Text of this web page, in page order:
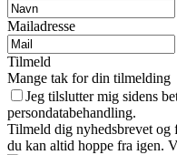
Mailadresse
Tilmeld
Mange tak for din tilmelding
Jeg tilslutter mig sidens
persondatabehandling.
Tilmeld dig nyhedsbrevet
du kan altid hoppe fra igen.